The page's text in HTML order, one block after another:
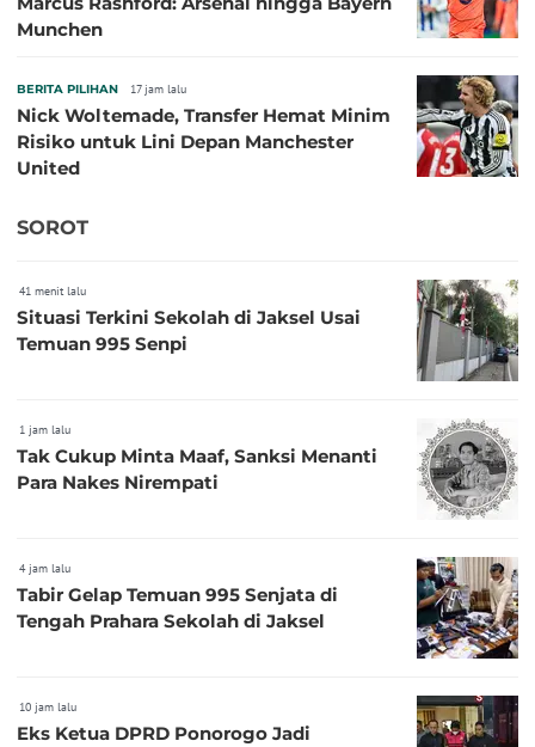
Munchen
BERITA PILIHAN 17 jam lalu
Nick Woltemade, Transfer Hemat Minim
Risiko untuk Lini Depan Manchester
United
SOROT
41 menit lalu
Situasi Terkini Sekolah di Jaksel Usai
Temuan 995 Senpi
1 jam lalu
Tak Cukup Minta Maaf, Sanksi Menanti
Para Nakes Nirempati
4 jam lalu
Tabir Gelap Temuan 995 Senjata di
Tengah Prahara Sekolah di Jaksel
10 jam lalu
Eks Ketua DPRD Ponorogo Jadi